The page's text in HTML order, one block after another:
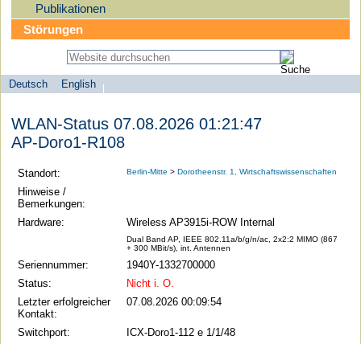
Publikationen
Störungen
Sprachauswahl
Deutsch
English
search-menu
Universität
zu
Berlin
Computer-
und
WLAN-Status 07.08.2026 01:21:47
AP-Doro1-R108
Standort: Berlin-Mitte >Dorotheenstr. 1, Wirtschaftswissenschaften
Hinweise /
Bemerkungen:
Hardware:
Wireless AP3915i-ROW Internal
Dual Band AP, IEEE 802.11a/b/g/n/ac, 2x2:2 MIMO (867
+ 300 MBit/s), int. Antennen
Seriennummer:
1940Y-1332700000
Status:
Nicht i. O.
Letzter erfolgreicher
Kontakt:
07.08.2026 00:09:54
Switchport:
ICX-Doro1-112 e 1/1/48